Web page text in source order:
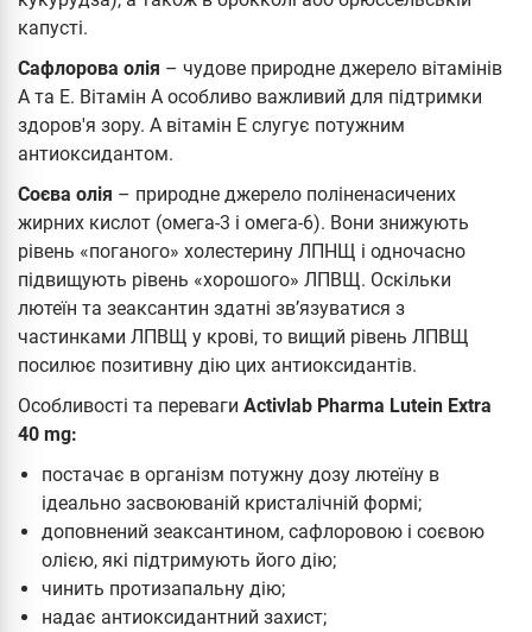
капусті.
Сафлорова олія – чудове природне джерело вітамінів
А та Е. Вітамін А особливо важливий для підтримки
здоров'я зору. А вітамін Е слугує потужним
антиоксидантом.
Соєва олія – ​​природне джерело поліненасичених
жирних кислот (омега-3 і омега-6). Вони знижують
рівень «поганого» холестерину ЛПНЩ і одночасно
підвищують рівень «хорошого» ЛПВЩ. Оскільки
лютеїн та зеаксантин здатні зв’язуватися з
частинками ЛПВЩ у крові, то вищий рівень ЛПВЩ
посилює позитивну дію цих антиоксидантів.
Особливості та переваги Activlab Pharma Lutein Extra
40 mg:
постачає в організм потужну дозу лютеїну в
ідеально засвоюваній кристалічній формі;
доповнений зеаксантином, сафлоровою і соєвою
олією, які підтримують його дію;
чинить протизапальну дію;
надає антиоксидантний захист;